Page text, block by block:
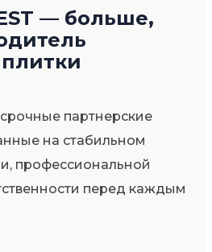
— больше,
партнерские
на стабильном
профессиональной
перед каждым